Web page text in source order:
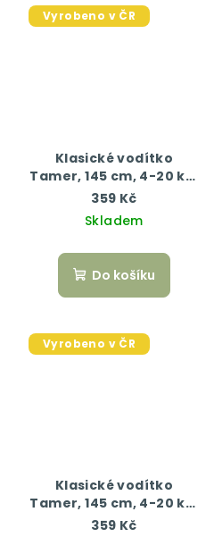
Vyrobeno v ČR
Klasické vodítko
Tamer, 145 cm, 4-20 kg,
růžová/černá
359 Kč
Skladem
Do košíku
Vyrobeno v ČR
Klasické vodítko
Tamer, 145 cm, 4-20 kg,
černá
359 Kč